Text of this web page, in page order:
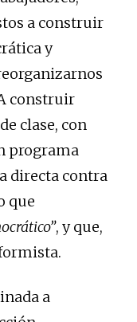
a construir
y
construir
clase, con
programa
directa contra
que
, y que,
a